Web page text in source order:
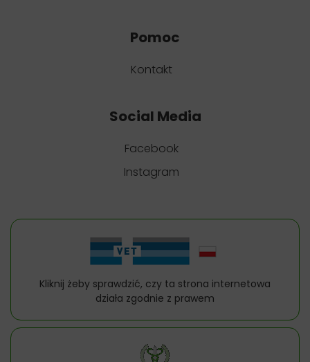
Pomoc
Kontakt
Social Media
Facebook
Instagram
Kliknij żeby sprawdzić, czy ta strona internetowa
działa zgodnie z prawem